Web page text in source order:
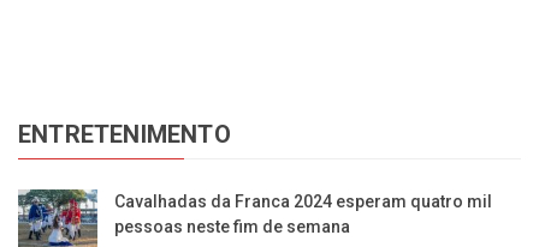
ENTRETENIMENTO
Cavalhadas da Franca 2024 esperam quatro mil
pessoas neste fim de semana